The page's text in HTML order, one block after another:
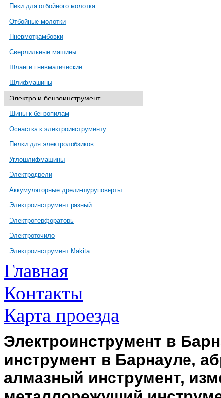
Пики для отбойного молотка
Отбойные молотки
Пневмотрамбовки
Сверлильные машины
Шланги пневматические
Шлифмашины
Электро и бензоинструмент
Шины к бензопилам
Оснастка к электроинструменту
Пилки для электролобзиков
Углошлифмашины
Электродрели
Аккумуляторные дрели-шуруповерты
Электроинструмент разный
Электроперфораторы
Электроточило
Электроинструмент Makita
Главная
Контакты
Карта проезда
Электроинструмент в
инструмент в Барнауле,
алмазный инструмент,